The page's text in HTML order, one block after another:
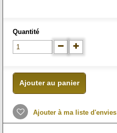
Quantité
Ajouter au panier
Ajouter à ma liste d'envies